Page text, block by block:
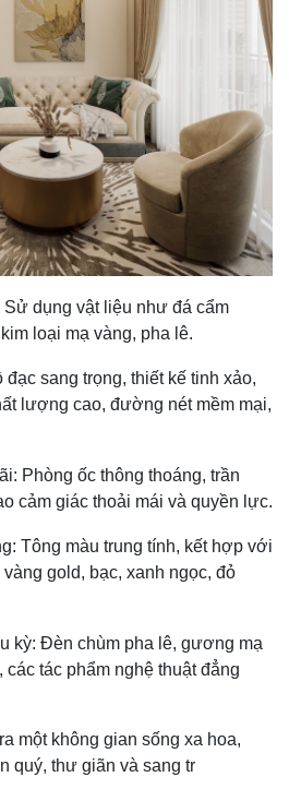
dụng vật liệu như đá cẩm
loại mạ vàng, pha lê.
đạc sang trọng, thiết kế tinh xảo,
lượng cao, đường nét mềm mại,
Phòng ốc thông thoáng, trần
cảm giác thoải mái và quyền lực.
Tông màu trung tính, kết hợp với
gold, bạc, xanh ngọc, đỏ
kỳ: Đèn chùm pha lê, gương mạ
các tác phẩm nghệ thuật đẳng
một không gian sống xa hoa,
quý, thư giãn và sang tr